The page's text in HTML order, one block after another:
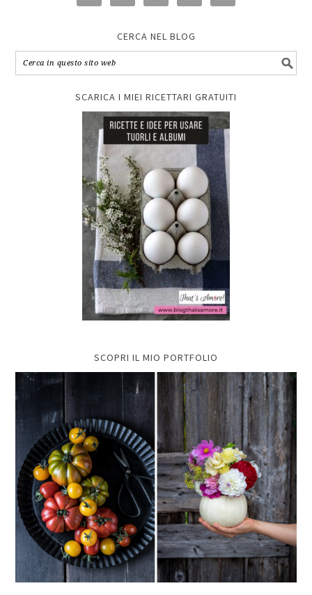
CERCA NEL BLOG
SCARICA I MIEI RICETTARI GRATUITI
SCOPRI IL MIO PORTFOLIO